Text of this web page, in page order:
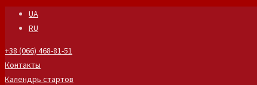
UA
RU
+38 (066) 468-81-51
Контакты
Календрь стартов